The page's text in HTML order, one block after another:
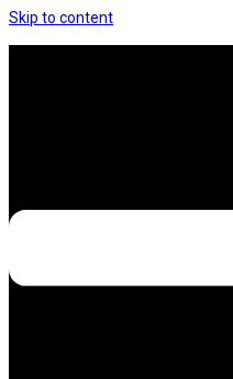
Skip to content